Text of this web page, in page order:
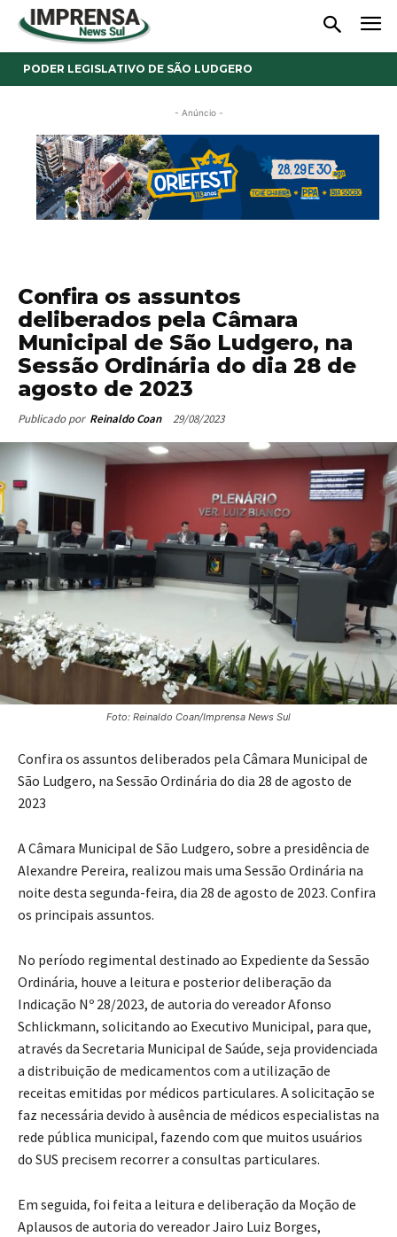
PODER LEGISLATIVO DE SÃO LUDGERO
- Anúncio -
Confira os assuntos
deliberados pela Câmara
Municipal de São Ludgero, na
Sessão Ordinária do dia 28 de
agosto de 2023
Publicado por Reinaldo Coan 29/08/2023
Foto: Reinaldo Coan/Imprensa News Sul
Confira os assuntos deliberados pela Câmara Municipal de
São Ludgero, na Sessão Ordinária do dia 28 de agosto de
2023
A Câmara Municipal de São Ludgero, sobre a presidência de
Alexandre Pereira, realizou mais uma Sessão Ordinária na
noite desta segunda-feira, dia 28 de agosto de 2023. Confira
os principais assuntos.
No período regimental destinado ao Expediente da Sessão
Ordinária, houve a leitura e posterior deliberação da
Indicação Nº 28/2023, de autoria do vereador Afonso
Schlickmann, solicitando ao Executivo Municipal, para que,
através da Secretaria Municipal de Saúde, seja providenciada
a distribuição de medicamentos com a utilização de
receitas emitidas por médicos particulares. A solicitação se
faz necessária devido à ausência de médicos especialistas na
rede pública municipal, fazendo com que muitos usuários
do SUS precisem recorrer a consultas particulares.
Em seguida, foi feita a leitura e deliberação da Moção de
Aplausos de autoria do vereador Jairo Luiz Borges,